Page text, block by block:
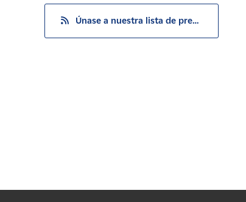
Únase a nuestra lista de prensa